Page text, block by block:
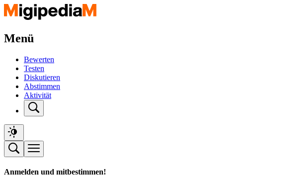
Menü
Bewerten
Testen
Diskutieren
Abstimmen
Aktivität
Anmelden und mitbestimmen!